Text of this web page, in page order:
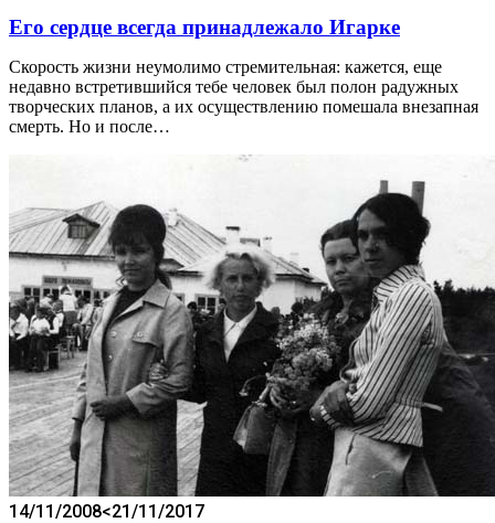
Его сердце всегда принадлежало Игарке
Скорость жизни неумолимо стремительная: кажется, еще
недавно встретившийся тебе человек был полон радужных
творческих планов, а их осуществлению помешала внезапная
смерть. Но и после…
14/11/2008<21/11/2017